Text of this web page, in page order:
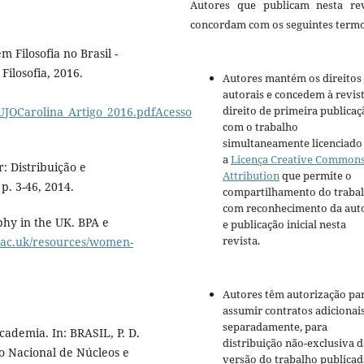
Filosofia no Brasil -
2016.
Distribuição e
3-46, 2014.
in the UK. BPA e
resources/women-
In: BRASIL, P. D.
Nacional de Núcleos e
Autores que publicam nesta
concordam com os seguintes
Autores mantém os direitos
autorais e concedem à
direito de primeira
com o trabalho
simultaneamente
aLicença Creative
Attributionque permite o
compartilhamento do
com reconhecimento da
e publicação inicial nesta
revista.
Autores têm autorização
assumir contratos
separadamente, para
distribuição não-exclusiva
versão do trabalho